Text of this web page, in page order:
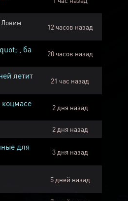
Ловим
12 часов назад
, ба 20 часов назад
летит
21 час назад
2 дня назад
2 дня назад
для
3 дня назад
5 дней назад